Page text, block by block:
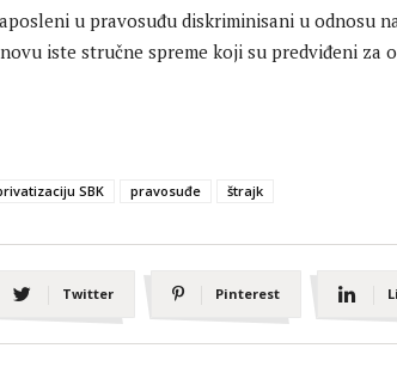
u pravosuđu diskriminisani u odnosu
iste stručne spreme koji su predviđeni za
SBK pravosuđe štrajk
Twitter Pinterest